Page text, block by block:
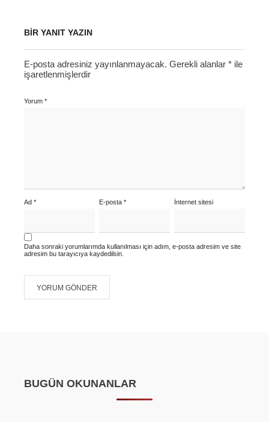
BIR YANIT YAZIN
E-posta adresiniz yayınlanmayacak. Gerekli alanlar * ile
işaretlenmişlerdir
Yorum *
Ad * E-posta* İnternet sitesi
Daha sonraki yorumlarımda kullanılması için adım, e-posta adresim ve site
adresim bu tarayıcıya kaydedilsin.
BUGÜN OKUNANLAR